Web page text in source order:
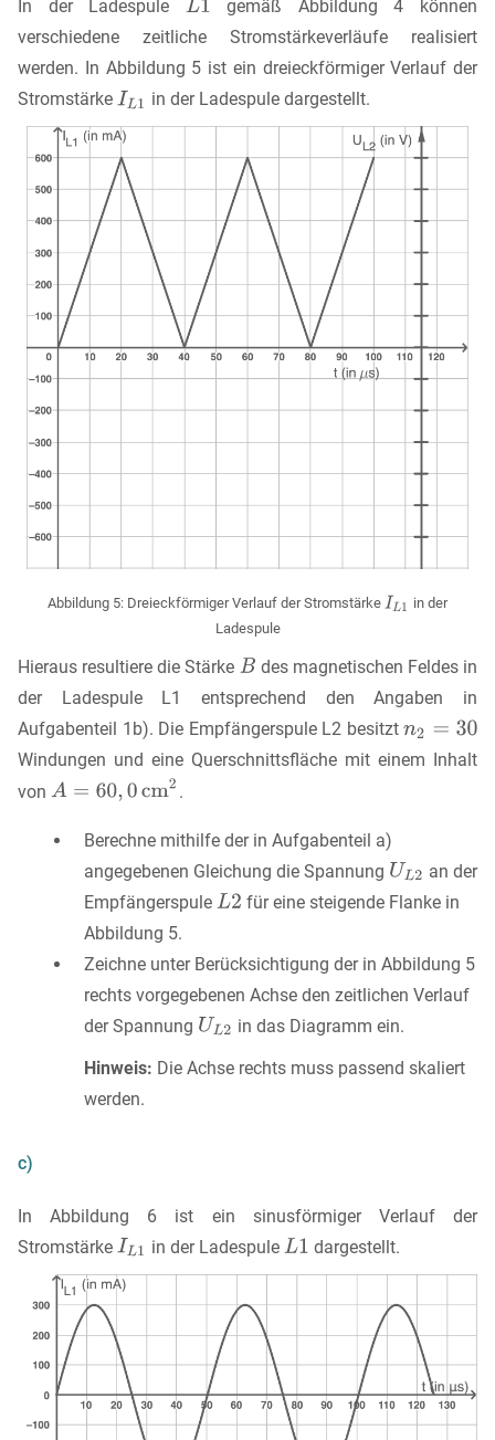
In der Ladespule
gemäß Abbildung 4 können
verschiedene zeitliche Stromstärkeverläufe realisiert
werden. In Abbildung 5 ist ein dreieckförmiger Verlauf der
Stromstärke
in der Ladespule dargestellt.
Abbildung 5: Dreieckförmiger Verlauf der Stromstärke
in der
Ladespule
Hieraus resultiere die Stärke
des magnetischen Feldes in
der Ladespule L1 entsprechend den Angaben in
Aufgabenteil 1b). Die Empfängerspule L2 besitzt
Windungen und eine Querschnittsfläche mit einem Inhalt
von
.
Berechne mithilfe der in Aufgabenteil a)
angegebenen Gleichung die Spannung
an der
Empfängerspule
für eine steigende Flanke in
Abbildung 5.
Zeichne unter Berücksichtigung der in Abbildung 5
rechts vorgegebenen Achse den zeitlichen Verlauf
der Spannung
in das Diagramm ein.
Hinweis: Die Achse rechts muss passend skaliert
werden.
c)
In Abbildung 6 ist ein sinusförmiger Verlauf der
Stromstärke
in der Ladespule dargestellt.